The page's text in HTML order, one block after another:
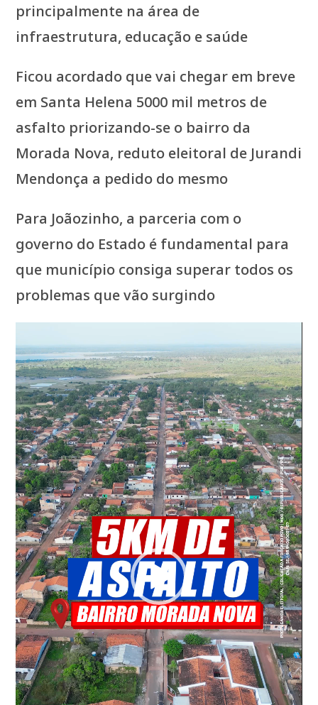
principalmente na área de
infraestrutura, educação e saúde
Ficou acordado que vai chegar em breve
em Santa Helena 5000 mil metros de
asfalto priorizando-se o bairro da
Morada Nova, reduto eleitoral de Jurandi
Mendonça a pedido do mesmo
Para Joãozinho, a parceria com o
governo do Estado é fundamental para
que município consiga superar todos os
problemas que vão surgindo
de
vídeo